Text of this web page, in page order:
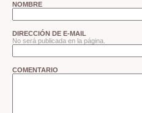
NOMBRE
DIRECCIÓN DE E-MAIL
No será publicada en la página.
COMENTARIO